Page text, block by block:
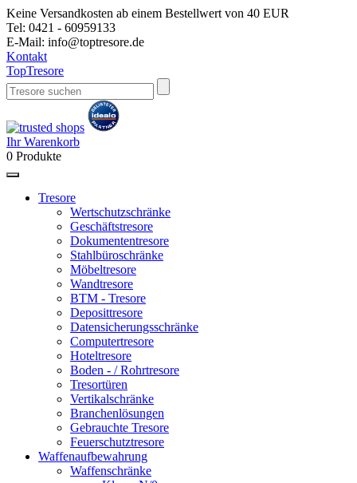
Keine Versandkosten ab einem Bestellwert von 40 EUR
Tel: 0421 - 60959133
E-Mail: info@toptresore.de
Kontakt
TopTresore
Ihr Warenkorb
0 Produkte
Tresore
Wertschutzschränke
Geschäftstresore
Dokumententresore
Stahlbüroschränke
Möbeltresore
Wandtresore
BTM - Tresore
Deposittresore
Datensicherungsschränke
Computertresore
Hoteltresore
Boden - / Rohrtresore
Tresortüren
Vertikalschränke
Branchenlösungen
Gebrauchte Tresore
Feuerschutztresore
Waffenaufbewahrung
Waffenschränke